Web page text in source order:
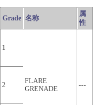
Grade 名称
属
性
1
FLARE
GRENADE
---
2